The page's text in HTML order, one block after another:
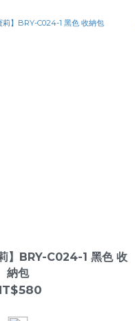
】BRY-C024-1 黑色 收
納包